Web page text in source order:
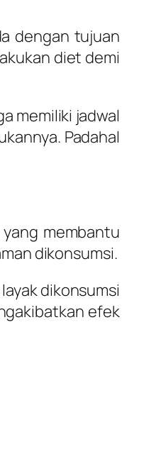
dengan tujuan
diet demi
memiliki jadwal
Padahal
membantu
dikonsumsi.
dikonsumsi
efek